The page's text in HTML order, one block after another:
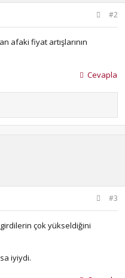
#2
afaki fiyat artışlarının
Cevapla
#3
çok yükseldiğini
iyiydi.